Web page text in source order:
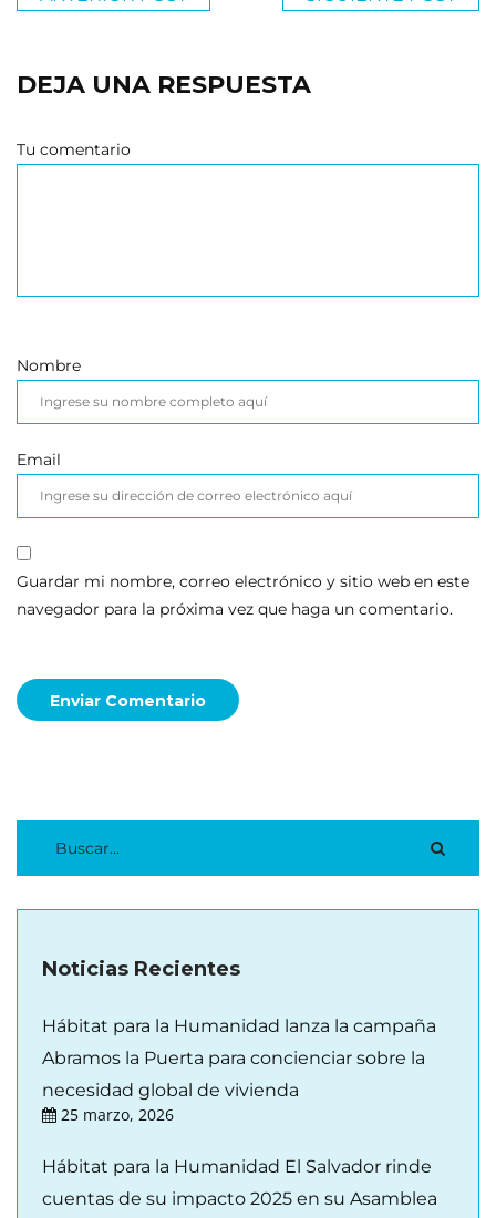
DEJA UNA RESPUESTA
Tu comentario
Nombre
Email
Guardar mi nombre, correo electrónico y sitio web en este
navegador para la próxima vez que haga un comentario.
Enviar Comentario
Noticias Recientes
Hábitat para la Humanidad lanza la campaña
Abramos la Puerta para concienciar sobre la
necesidad global de vivienda
25 marzo, 2026
Hábitat para la Humanidad El Salvador rinde
cuentas de su impacto 2025 en su Asamblea